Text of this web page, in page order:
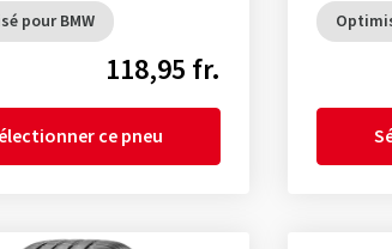
pour BMW
118,95 fr.
ce pneu